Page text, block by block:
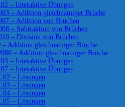
– Interaktive Übungen
– Addition gleichnamiger Brüche
– Addition von Brüchen
– Subtraktion von Brüchen
– Division von Brüchen
– Addition gleichnamiger Brüche
– Addition gleichnamiger Brüche
– Interaktive Übungen
– Interaktive Übungen
– Lösungen
– Lösungen
– Lösungen
– Lösungen